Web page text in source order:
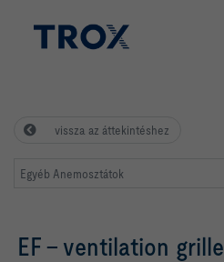
vissza az áttekintéshez
Egyéb Anemosztátok
EF – ventilation grille